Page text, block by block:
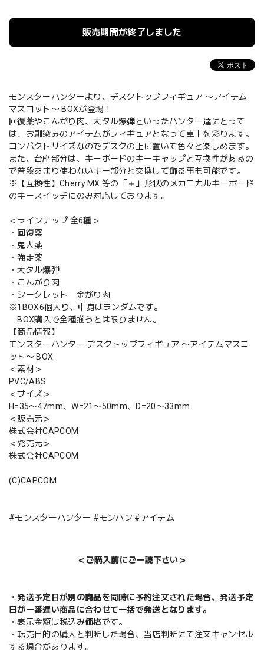
販売期間が終了しました
モンスターハンターより、デスクトップフィギュア 〜アイテム
マスコット〜 BOXが登場！
回復薬やこんがり肉、大タル爆弾といったハンター達にとって
は、お馴染みのアイテムがフィギュアとなって卓上を彩ります。
コンパクトサイズなのでデスクの上に置いて色々と楽しめます。
また、台座部分は、キーボードのキーキャップと互換性があるの
で普段あまり使わないキー部分と交換して飾る事も可能です。
※【互換性】Cherry MX 等の「＋」形状のメカニカルキーボード
のキースイッチにのみ対応しております。
＜ラインナップ 全6種＞
・回復薬
・鬼人薬
・強走薬
・大タル爆弾
・こんがり肉
・シークレット 金がり肉
※1BOX6個入り、中身はランダムです。
BOX購入で全種揃うとは限りません。
【商品情報】
モンスターハンター デスクトップフィギュア 〜アイテムマスコ
ット〜 BOX
＜素材＞
PVC/ABS
＜サイズ＞
H=35〜47mm、W=21〜50mm、D=20〜33mm
＜販売元＞
株式会社CAPCOM
＜発売元＞
株式会社CAPCOM
(C)CAPCOM
#モンスターハンター #モンハン #アイテム
＜ご購入前にご一読下さい＞
・発送予定日が別の商品を同時に予約注文された場合、発送予定
日が一番遅い商品に合わせて一括で発送となります。
・表示金額は税込み価格です。
・転売目的の購入と判断した場合、当店判断にて注文キャンセル
する場合があります。